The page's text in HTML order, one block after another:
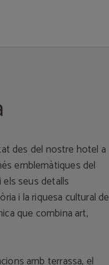
des del nostre hotel a
emblemàtiques del
seus detalls
i la riquesa cultural de
que combina art,
amb terrassa, el